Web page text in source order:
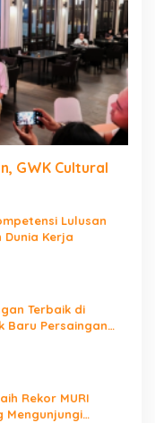
GWK Cultural
Lulusan
Kerja
Terbaik di
Baru Persaingan
Rekor MURI
Mengunjungi